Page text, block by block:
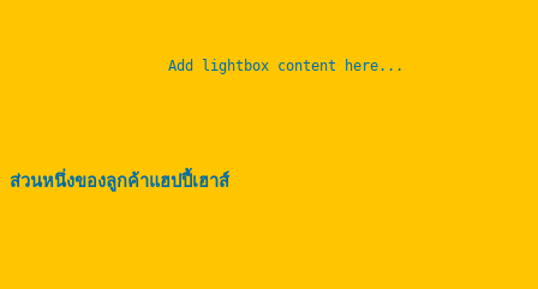
ส่วนหนึ่งของลูกค้าแฮปปี้เฮาส์